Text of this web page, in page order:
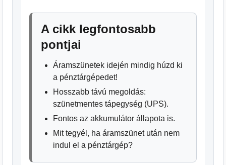
A cikk legfontosabb
pontjai
Áramszünetek idején mindig húzd ki
a pénztárgépedet!
Hosszabb távú megoldás:
szünetmentes tápegység (UPS).
Fontos az akkumulátor állapota is.
Mit tegyél, ha áramszünet után nem
indul el a pénztárgép?